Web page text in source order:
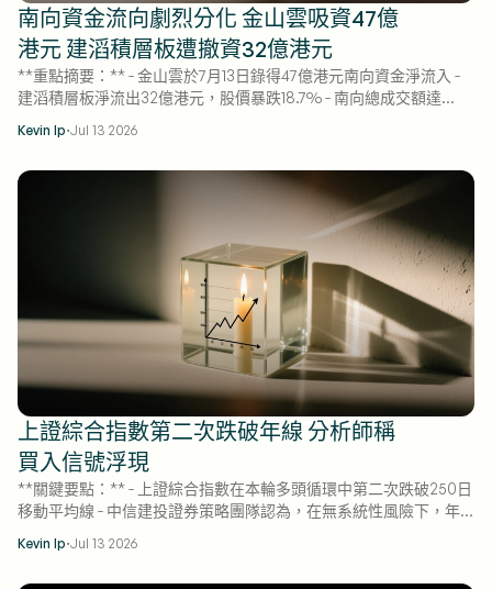
南向資金流向劇烈分化 金山雲吸資47億
港元 建滔積層板遭撤資32億港元
**重點摘要：** - 金山雲於7月13日錄得47億港元南向資金淨流入 -
建滔積層板淨流出32億港元，股價暴跌18.7% - 南向總成交額達
Kevin Ip·Jul 13 2026
上證綜合指數第二次跌破年線 分析師稱
買入信號浮現
**關鍵要點：** - 上證綜合指數在本輪多頭循環中第二次跌破250日
移動平均線 - 中信建投證券策略團隊認為，在無系統性風險下，年
實現完全收復
Kevin Ip·Jul 13 2026